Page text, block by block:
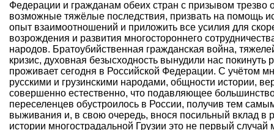
Федерации и гражданам обеих стран с призывом
возможные тяжёлые последствия, призвать на помощь
опыт взаимоотношений и приложить все усилия для
возрождения и развития многостороннего
народов. Братоубийственная гражданская война,
кризис, духовная безысходность вынудили нас
проживает сегодня в Российской Федерации. С учётом
русскими и грузинскими народами, общности истории,
совершенно естественно, что подавляющее
переселенцев обустроилось в России, получив тем
выживания и, в свою очередь, внося посильный вклад в
истории многострадальной Грузии это не первый